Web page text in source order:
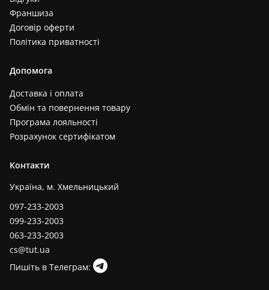
Франшиза
Договір оферти
Політика приватності
Допомога
Доставка і оплата
Обмін та повернення товару
Програма лояльності
Розрахунок сертифікатом
Контакти
Україна, м. Хмельницький
097-233-2003
099-233-2003
063-233-2003
cs@tut.ua
Пишіть в Телеграм: